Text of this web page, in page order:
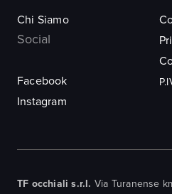
Chi Siamo
Social
Facebook
Instagram
TF occhiali s.r.l. Via Turanense